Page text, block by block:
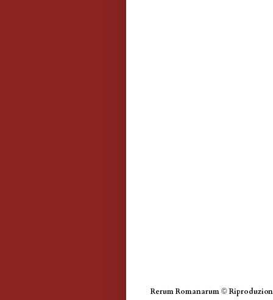
Rerum Romanarum ©